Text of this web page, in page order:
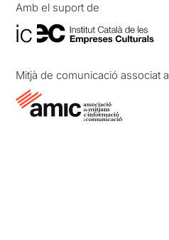
Amb el suport de
Mitjà de comunicació associat a